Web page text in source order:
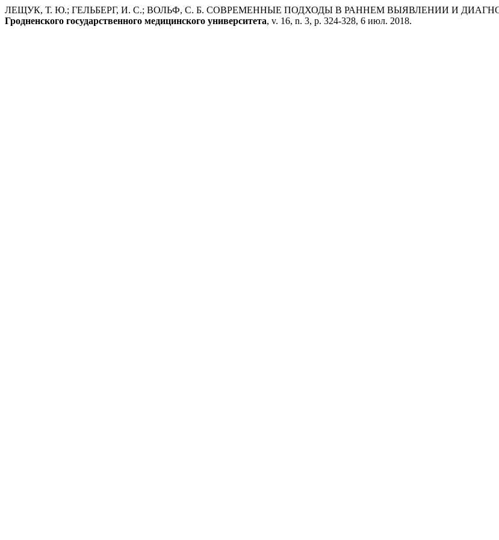
ЛЕЩУК, Т. Ю.; ГЕЛЬБЕРГ, И. С.; ВОЛЬФ, С. Б. СОВРЕМЕННЫЕ ПОДХОДЫ В РАННЕМ ВЫЯВЛЕНИИ И
Гродненского государственного медицинского университета, v. 16, n. 3, p. 324-328, 6 июл. 2018.